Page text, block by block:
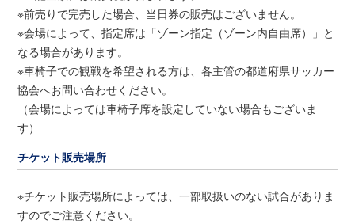
※前売りで完売した場合、当日券の販売はございません。
※会場によって、指定席は「ゾーン指定（ゾーン内自由席）」と
なる場合があります。
※車椅子での観戦を希望される方は、各主管の都道府県サッカー
協会へお問い合わせください。
（会場によっては車椅子席を設定していない場合もございま
す）
チケット販売場所
※チケット販売場所によっては、一部取扱いのない試合がありま
すのでご注意ください。